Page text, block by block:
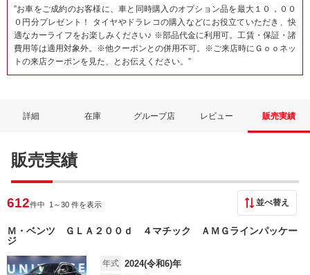
ネット予約でキャンペーンに応募しよ
”お車をご成約のお客様に、車と同時購入のオプション品を最大１０，００
０円分プレゼント！ タイヤやドラレコの購入などにお役立ていただき、快
適なカーライフをお楽しみください♪ ※部品代金に利用可。工賃・保証・諸
費用等は適用対象外。※他クーポンとの併用不可。※ご来店時にＧｏｏネッ
トの来店クーポンを見た、とお伝えください。”
詳細 在庫 グループ店 レビュー 販売実績
販売実績
612件中 1 ～30 件を表示 並べ替え
Ｍ・ベンツ ＧＬＡ２００ｄ ４マチック ＡＭＧラインパッケー
ジ
年式 2024(令和6)年